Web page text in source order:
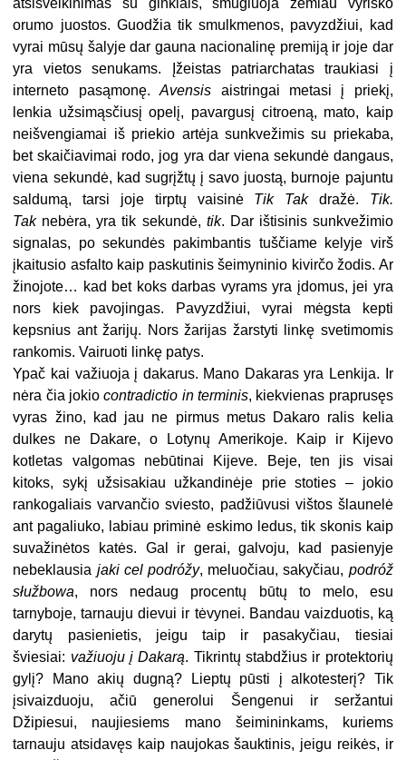
atsisveikinimas su ginklais, smūgiuoja žemiau vyriško
orumo juostos. Guodžia tik smulkmenos, pavyzdžiui, kad
vyrai mūsų šalyje dar gauna nacionalinę premiją ir joje dar
yra vietos senukams. Įžeistas patriarchatas traukiasi į
interneto pasąmonę.Avensis aistringai metasi į priekį,
lenkia užsimąsčiusį opelį, pavargusį citroeną, mato, kaip
neišvengiamai iš priekio artėja sunkvežimis su priekaba,
bet skaičiavimai rodo, jog yra dar viena sekundė dangaus,
viena sekundė, kad sugrįžtų į savo juostą, burnoje pajuntu
saldumą, tarsi joje tirptų vaisinė Tik Takdražė. Tik.
Taknebėra, yra tik sekundė, tik. Dar ištisinis sunkvežimio
signalas, po sekundės pakimbantis tuščiame kelyje virš
įkaitusio asfalto kaip paskutinis šeimyninio kivirčo žodis. Ar
žinojote… kad bet koks darbas vyrams yra įdomus, jei yra
nors kiek pavojingas. Pavyzdžiui, vyrai mėgsta kepti
kepsnius ant žarijų. Nors žarijas žarstyti linkę svetimomis
rankomis. Vairuoti linkę patys.
Ypač kai važiuoja į dakarus. Mano Dakaras yra Lenkija. Ir
nėra čia jokiocontradictio in terminis, kiekvienas praprusęs
vyras žino, kad jau ne pirmus metus Dakaro ralis kelia
dulkes ne Dakare, o Lotynų Amerikoje. Kaip ir Kijevo
kotletas valgomas nebūtinai Kijeve. Beje, ten jis visai
kitoks, sykį užsisakiau užkandinėje prie stoties – jokio
rankogaliais varvančio sviesto, padžiūvusi vištos šlaunelė
ant pagaliuko, labiau priminė eskimo ledus, tik skonis kaip
suvažinėtos katės. Gal ir gerai, galvoju, kad pasienyje
nebeklausia jaki cel podróžy, meluočiau, sakyčiau, podróž
słužbowa, nors nedaug procentų būtų to melo, esu
tarnyboje, tarnauju dievui ir tėvynei. Bandau vaizduotis, ką
darytų pasienietis, jeigu taip ir pasakyčiau, tiesiai
šviesiai: važiuoju į Dakarą. Tikrintų stabdžius ir protektorių
gylį? Mano akių dugną? Lieptų pūsti į alkotesterį? Tik
įsivaizduoju, ačiū generolui Šengenui ir seržantui
Džipiesui, naujiesiems mano šeimininkams, kuriems
tarnauju atsidavęs kaip naujokas šauktinis, jeigu reikės, ir